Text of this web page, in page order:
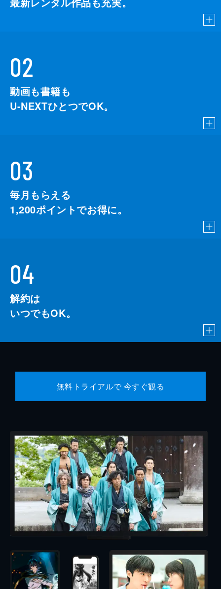
02
動画も書籍も
U-NEXTひとつでOK。
03
毎月もらえる
1,200ポイントでお得に。
04
解約は
いつでもOK。
無料トライアルで 今すぐ観る